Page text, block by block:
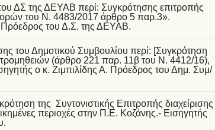
ΔΣ της ΔΕΥΑΒ περί: Συγκρότησης επιτροπής
του Ν. 4483/2017 άρθρο 5 παρ.3».
του Δ.Σ. της ΔΕΥΑΒ.
του Δημοτικού Συμβουλίου περί: [Συγκρότηση
(άρθρο 221 παρ. 11β του Ν. 4412/16),
ο κ. Ζιμπιλίδης Α. Πρόεδρος του Δημ. Συμ/
της Συντονιστικής Επιτροπής διαχείρισης
περιοχές στην Π.Ε. Κοζάνης.- Εισηγητής